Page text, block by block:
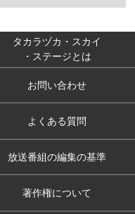
タカラヅカ・スカイ
・ステージとは
お問い合わせ
よくある質問
放送番組の編集の基準
著作権について